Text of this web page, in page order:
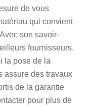
de vous
qui convient
son savoir-
fournisseurs.
la pose de la
assure des travaux
de la garantie
pour plus de